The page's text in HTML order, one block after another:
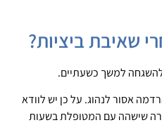
שאיבת ביציות?
למשך כשעתיים.
אסור לנהוג. על כן יש לוודא
שישהה עם המטופלת בשעות